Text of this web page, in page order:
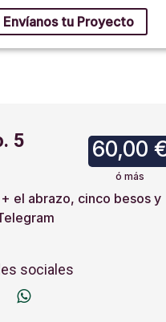
Envíanos tu Proyecto
60,00
ó más
5
el abrazo, cinco besos y
sociales